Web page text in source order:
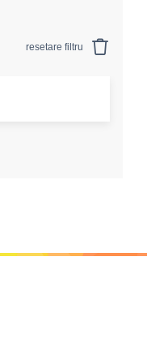
resetare filtru